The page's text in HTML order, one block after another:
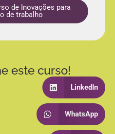
de Inovações para
de trabalho
este curso!
LinkedIn
WhatsApp